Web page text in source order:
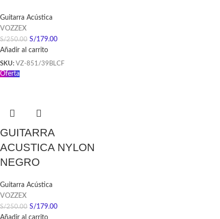
Guitarra Acústica
VOZZEX
S/250.00 S/179.00
Añadir al carrito
SKU: VZ-851/39BLCF
Oferta
GUITARRA
ACUSTICA NYLON
NEGRO
Guitarra Acústica
VOZZEX
S/250.00 S/179.00
Añadir al carrito